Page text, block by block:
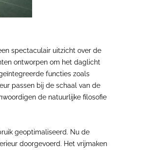
spectaculair uitzicht over de
ontworpen om het daglicht
functies zoals
passen bij de schaal van de
de natuurlijke filosofie
geoptimaliseerd. Nu de
doorgevoerd. Het vrijmaken